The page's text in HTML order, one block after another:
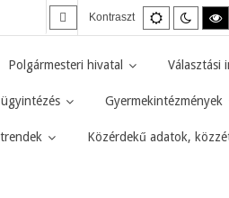
Kontraszt
mód
Éjszakai
mód
Polgármesteri hivatal Választási
Gyermekintézmények
Közérdekű adatok,